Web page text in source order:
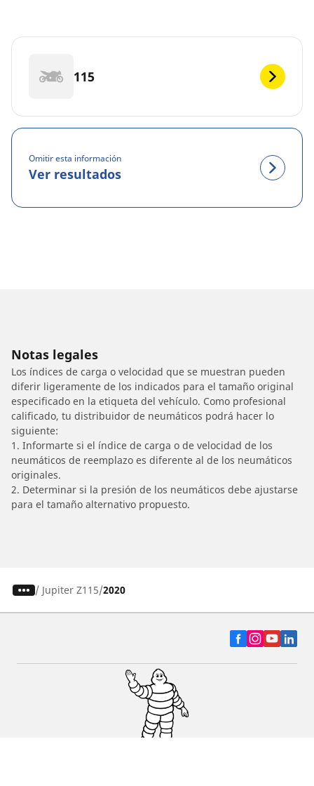
115
Omitir esta información
Ver resultados
Notas legales
Los índices de carga o velocidad que se muestran pueden
diferir ligeramente de los indicados para el tamaño original
especificado en la etiqueta del vehículo. Como profesional
calificado, tu distribuidor de neumáticos podrá hacer lo
siguiente:
1. Informarte si el índice de carga o de velocidad de los
neumáticos de reemplazo es diferente al de los neumáticos
originales.
2. Determinar si la presión de los neumáticos debe ajustarse
para el tamaño alternativo propuesto.
/ Jupiter Z115 2020